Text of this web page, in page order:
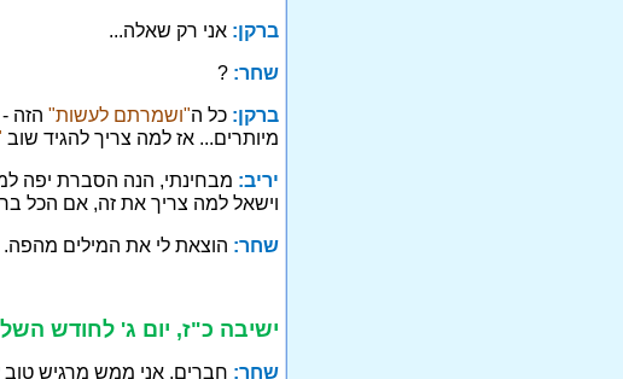
ברקן: אני רק שאלה...
שחר: ?
ברקן: כל ה"ושמרתם לעשות" הזה
מיותרים... אז למה צריך להגיד שוב
יריב: מבחינתי, הנה הסברת יפה
וישאל למה צריך את זה, אם הכל
שחר: הוצאת לי את המילים מהפה.
ישיבה כ"ז, יום ג' לחודש
שחר: חברים, אני ממש מרגיש